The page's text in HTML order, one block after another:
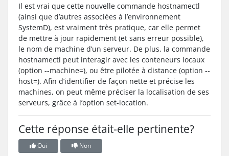
Il est vrai que cette nouvelle commande hostnamectl
(ainsi que d’autres associées à l’environnement
SystemD), est vraiment très pratique, car elle permet
de mettre à jour rapidement (et sans erreur possible),
le nom de machine d’un serveur. De plus, la commande
hostnamectl peut interagir avec les conteneurs locaux
(option --machine=), ou être pilotée à distance (option --
host=). Afin d’identifier de façon nette et précise les
machines, on peut même préciser la localisation de ses
serveurs, grâce à l’option set-location.
Cette réponse était-elle pertinente?
Oui Non